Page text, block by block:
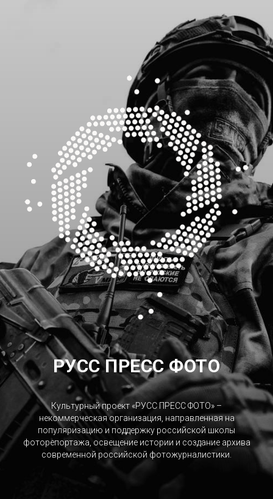
РУСС ПРЕСС ФОТО
Культурный проект «РУСС ПРЕСС ФОТО» –
некоммерческая организация, направленная на
популяризацию и поддержку российской школы
фоторепортажа, освещение истории и создание архива
современной российской фотожурналистики.